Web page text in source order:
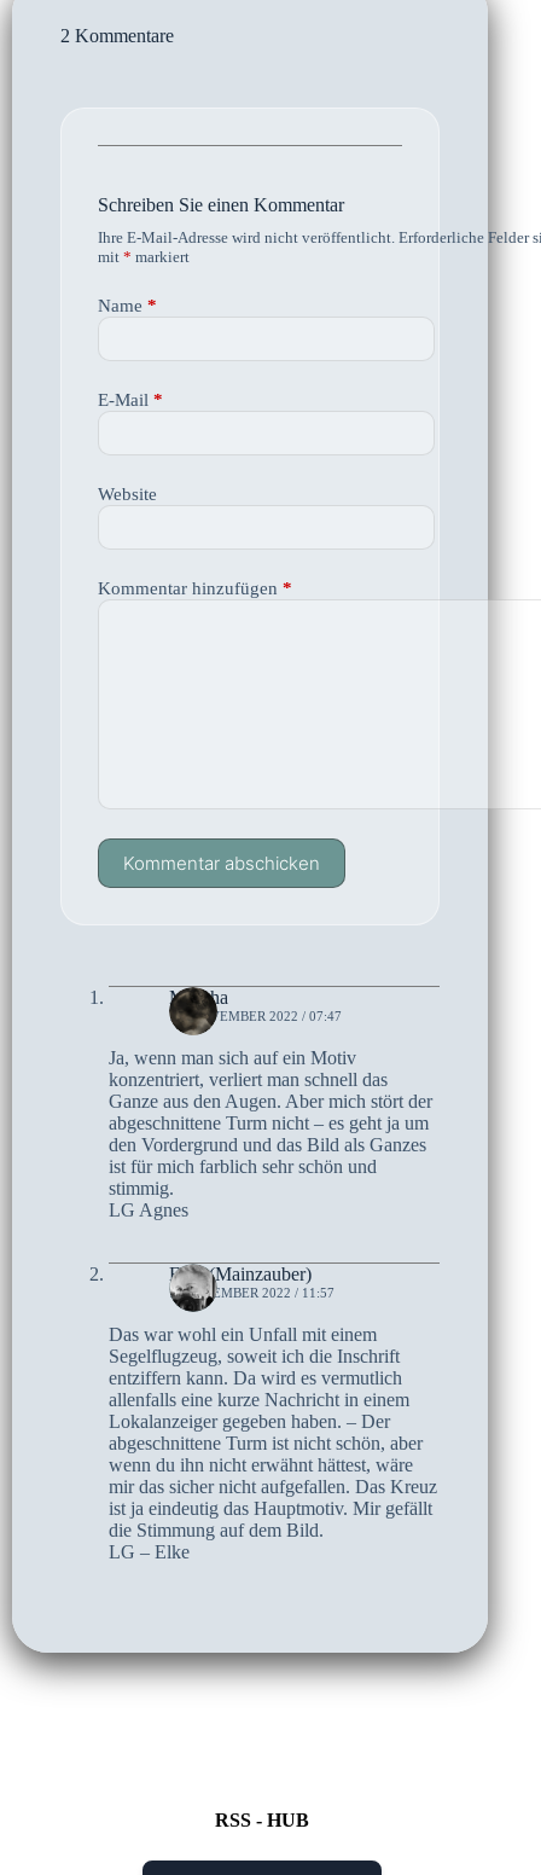
2 Kommentare
Schreiben Sie einen Kommentar
Ihre E-Mail-Adresse wird nicht veröffentlicht. Erforderliche Felder
mit * markiert
Name *
E-Mail *
Website
Kommentar hinzufügen *
Kommentar abschicken
Mascha
14. NOVEMBER 2022 / 07:47
Ja, wenn man sich auf ein Motiv
konzentriert, verliert man schnell das
Ganze aus den Augen. Aber mich stört der
abgeschnittene Turm nicht – es geht ja um
den Vordergrund und das Bild als Ganzes
ist für mich farblich sehr schön und
stimmig.
LG Agnes
Elke (Mainzauber)
7. NOVEMBER 2022 / 11:57
Das war wohl ein Unfall mit einem
Segelflugzeug, soweit ich die Inschrift
entziffern kann. Da wird es vermutlich
allenfalls eine kurze Nachricht in einem
Lokalanzeiger gegeben haben. – Der
abgeschnittene Turm ist nicht schön, aber
wenn du ihn nicht erwähnt hättest, wäre
mir das sicher nicht aufgefallen. Das Kreuz
ist ja eindeutig das Hauptmotiv. Mir gefällt
die Stimmung auf dem Bild.
LG – Elke
RSS - HUB